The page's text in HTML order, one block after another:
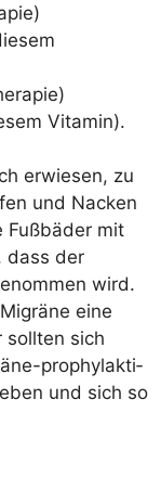
Vitamin).
erwie­sen, zu
und Nacken
Fuß­bä­der mit
dass der
wird.
eine
soll­ten sich
pro­phy­lak­ti­
und sich so